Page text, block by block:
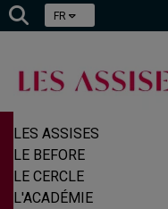
FR
LES ASSISES
LE BEFORE
LE CERCLE
L'ACADÉMIE
IOT